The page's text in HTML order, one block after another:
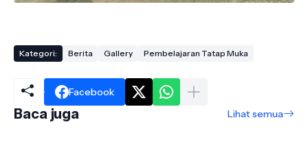
Kategori: Berita Gallery Pembelajaran Tatap Muka
Facebook
Baca juga Lihat semua